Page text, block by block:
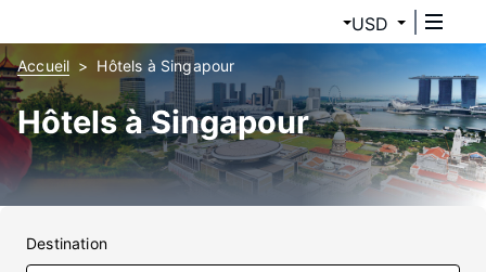
USD
Accueil Hôtels à Singapour
Hôtels à Singapour
Destination